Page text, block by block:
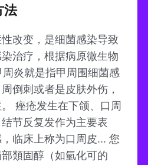
法
改变，是细菌感染导致
治疗，根据病原微生物
炎就是指甲周围细菌感
倒刺或者是皮肤外伤，
痤疮发生在下颌、口周
节反复发作为主要表
临床上称为口周皮... 您
類固醇（如氫化可的